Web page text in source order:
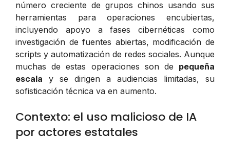
número creciente de grupos chinos usando sus
herramientas para operaciones encubiertas,
incluyendo apoyo a fases cibernéticas como
investigación de fuentes abiertas, modificación de
scripts y automatización de redes sociales. Aunque
muchas de estas operaciones son de pequeña
escala y se dirigen a audiencias limitadas, su
sofisticación técnica va en aumento.
Contexto: el uso malicioso de IA
por actores estatales